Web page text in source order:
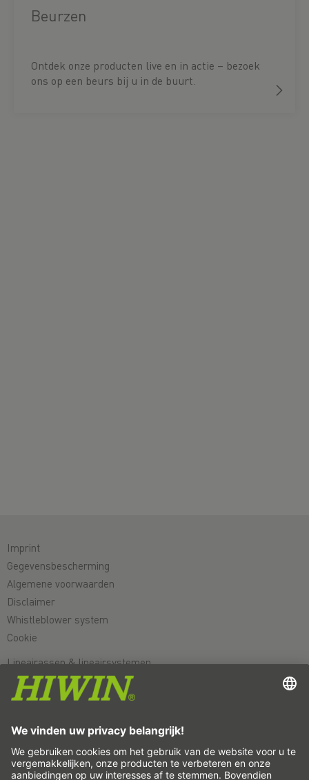
Beurzen
Ontdek onze producten live en in actie – bezoek
ons op een beurs bij u in de buurt.
Imprint
Gegevensbescherming
Algemene voorwaarden
Disclaimer
Whistleblower system
Cookie
Lineairassen & lineairsystemen
Precisie-assen & precisiesystemen
Elektrische actuator
Servomotoren
Profielrailgeleidingen
Kogelomloopspindels